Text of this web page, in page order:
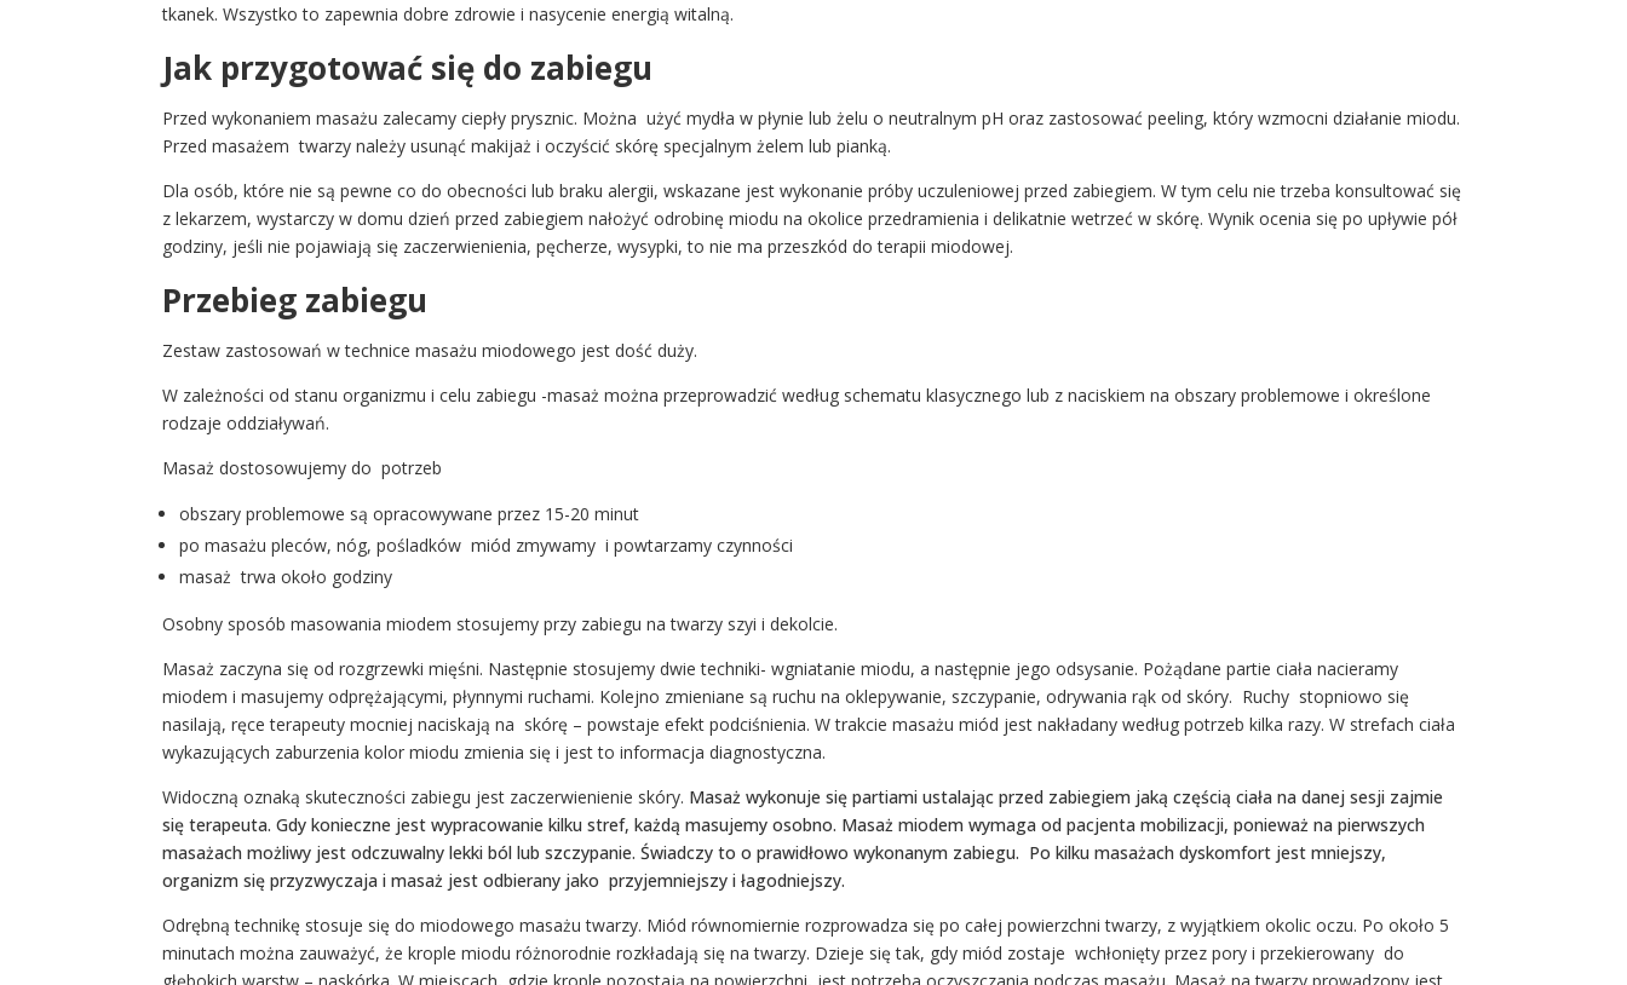
tkanek. Wszystko to zapewnia dobre zdrowie i nasycenie energią witalną.
Jak przygotować się do zabiegu
Przed wykonaniem masażu zalecamy ciepły prysznic. Można użyć mydła w płynie lub żelu o neutralnym pH oraz zastosować peeling, który wzmocni działanie miodu.
Przed masażem twarzy należy usunąć makijaż i oczyścić skórę specjalnym żelem lub pianką.
Dla osób, które nie są pewne co do obecności lub braku alergii, wskazane jest wykonanie próby uczuleniowej przed zabiegiem. W tym celu nie trzeba konsultować się
z lekarzem, wystarczy w domu dzień przed zabiegiem nałożyć odrobinę miodu na okolice przedramienia i delikatnie wetrzeć w skórę. Wynik ocenia się po upływie pół
godziny, jeśli nie pojawiają się zaczerwienienia, pęcherze, wysypki, to nie ma przeszkód do terapii miodowej.
Przebieg zabiegu
Zestaw zastosowań w technice masażu miodowego jest dość duży.
W zależności od stanu organizmu i celu zabiegu -masaż można przeprowadzić według schematu klasycznego lub z naciskiem na obszary problemowe i określone
rodzaje oddziaływań.
Masaż dostosowujemy do potrzeb
obszary problemowe są opracowywane przez 15-20 minut
po masażu pleców, nóg, pośladków miód zmywamy i powtarzamy czynności
masaż trwa około godziny
Osobny sposób masowania miodem stosujemy przy zabiegu na twarzy szyi i dekolcie.
Masaż zaczyna się od rozgrzewki mięśni. Następnie stosujemy dwie techniki- wgniatanie miodu, a następnie jego odsysanie. Pożądane partie ciała nacieramy
miodem i masujemy odprężającymi, płynnymi ruchami. Kolejno zmieniane są ruchu na oklepywanie, szczypanie, odrywania rąk od skóry. Ruchy stopniowo się
nasilają, ręce terapeuty mocniej naciskają na skórę – powstaje efekt podciśnienia. W trakcie masażu miód jest nakładany według potrzeb kilka razy. W strefach ciała
wykazujących zaburzenia kolor miodu zmienia się i jest to informacja diagnostyczna.
Widoczną oznaką skuteczności zabiegu jest zaczerwienienie skóry. Masaż wykonuje się partiami ustalając przed zabiegiem jaką częścią ciała na danej sesji zajmie
się terapeuta.Gdy konieczne jest wypracowanie kilku stref, każdą masujemy osobno. Masaż miodem wymaga od pacjenta mobilizacji, ponieważ na pierwszych
masażach możliwy jest odczuwalny lekki ból lub szczypanie. Świadczy to o prawidłowo wykonanym zabiegu. Po kilku masażach dyskomfort jest mniejszy,
organizm się przyzwyczaja i masaż jest odbierany jako przyjemniejszy i łagodniejszy.
Odrębną technikę stosuje się do miodowego masażu twarzy. Miód równomiernie rozprowadza się po całej powierzchni twarzy, z wyjątkiem okolic oczu. Po około 5
minutach można zauważyć, że krople miodu różnorodnie rozkładają się na twarzy. Dzieje się tak, gdy miód zostaje wchłonięty przez pory i przekierowany do